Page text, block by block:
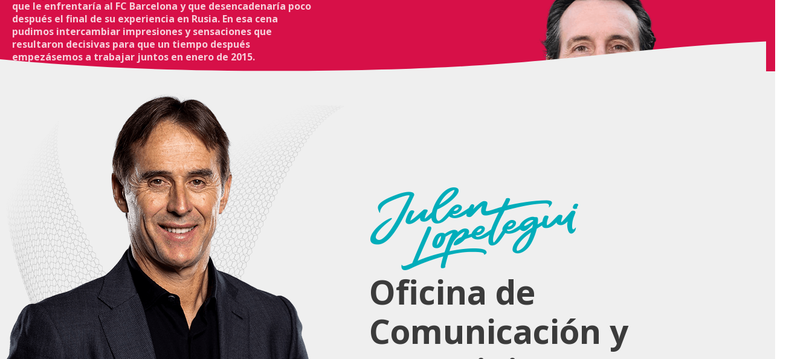
que le enfrentaría al FC Barcelona y que desencadenaría poco
después el final de su experiencia en Rusia. En esa cena
pudimos intercambiar impresiones y sensaciones que
resultaron decisivas para que un tiempo después
empezásemos a trabajar juntos en enero de 2015.
fútbol de élite: Unai Emery se convertía en el primer
entrenador que desarrollaba su propia Oficina de
Comunicación. Más de 3 años y medios entregados a un
proyecto que le y nos ha llevado conjuntamente a grandes
clubes como el Sevilla FC y el PSG, y la consecución de 9 títulos
nacionales e internacionales. Retos, logros y experiencias que
ahora ponemos a tu disposición.
Oficina de
Comunicación y